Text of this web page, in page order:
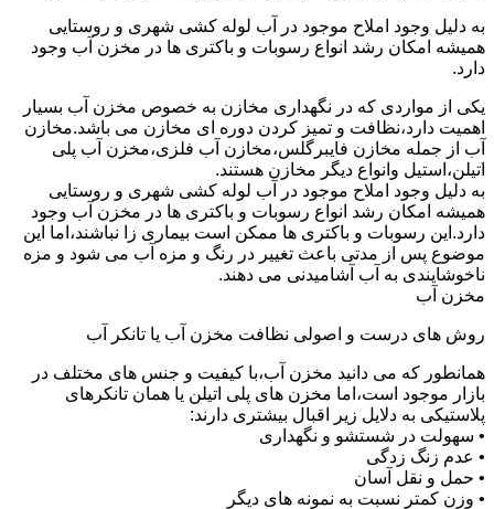
به دلیل وجود املاح موجود در آب لوله کشی شهری و روستایی
همیشه امکان رشد انواع رسوبات و باکتری ها در مخزن آب وجود
دارد.
یکی از مواردی که در نگهداری مخازن به خصوص مخزن آب بسیار
اهمیت دارد،نظافت و تمیز کردن دوره ای مخازن می باشد.مخازن
آب از جمله مخازن فایبرگلس،مخازن آب فلزی،مخزن آب پلی
اتیلن،استیل وانواع دیگر مخازن هستند.
به دلیل وجود املاح موجود در آب لوله کشی شهری و روستایی
همیشه امکان رشد انواع رسوبات و باکتری ها در مخزن آب وجود
دارد.این رسوبات و باکتری ها ممکن است بیماری زا نباشند،اما این
موضوع پس از مدتی باعث تغییر در رنگ و مزه آب می شود و مزه
ناخوشایندی به آب آشامیدنی می دهند.
مخزن آب
روش های درست و اصولی نظافت مخزن آب یا تانکر آب
همانطور که می دانید مخزن آب،با کیفیت و جنس های مختلف در
بازار موجود است،اما مخزن های پلی اتیلن یا همان تانکرهای
پلاستیکی به دلایل زیر اقبال بیشتری دارند:
• سهولت در شستشو و نگهداری
• عدم زنگ زدگی
• حمل و نقل آسان
• وزن کمتر نسبت به نمونه های دیگر